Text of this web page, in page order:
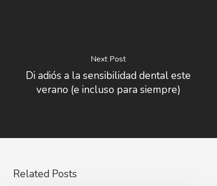
Next Post
Di adiós a la sensibilidad dental este
verano (e incluso para siempre)
Related Posts